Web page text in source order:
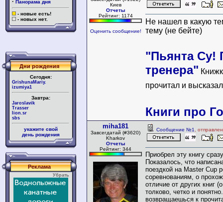
· Панорама дня
- новые есть!
- новых нет.
Дни рождения
Сегодня:
GrishunaMariy.
izumiya1
Завтра:
Jaroslavik
Trasser
lion.sr
sbs
укажите свой
день рождения
Реклама
Убрать
Киев
Отчеты
Рейтинг: 1174
Оценить сообщение!
Не нашел в какую
тему (не бейте)
"Пьянта Су!
тренера"
прочитал и
Книги про
miha181
Завсегдатай (#3620)
Kharkov
Отчеты
Рейтинг: 344
Сообщение №1 ,
Приобрел эту книгу
Показалось, что
поездкой на Master Cup
соревнованиям, о
отличие от других книг
толково, четко и
возвращаешься к